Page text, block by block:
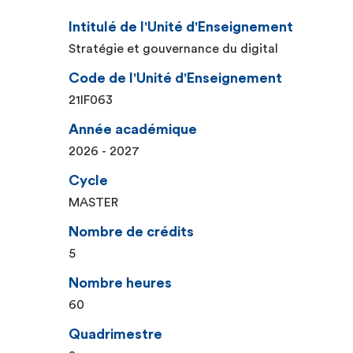
Intitulé de l'Unité d'Enseignement
Stratégie et gouvernance du digital
Code de l'Unité d'Enseignement
21IF063
Année académique
2026 - 2027
Cycle
MASTER
Nombre de crédits
5
Nombre heures
60
Quadrimestre